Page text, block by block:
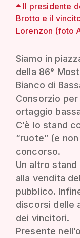
Il presidente
Brotto e il
Lorenzon (foto
Siamo in
della 86°
Bianco di
Consorzio
ortaggio
C’è lo stand
“ruote” (e
concorso.
Un altro
alla vendita
pubblico.
discorsi delle
dei vincitori.
Presente